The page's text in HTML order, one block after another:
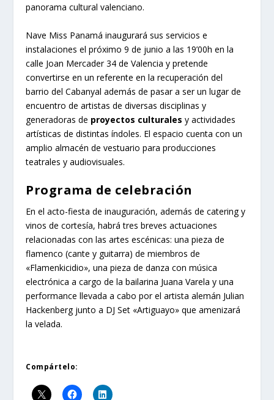
panorama cultural valenciano.
Nave Miss Panamá inaugurará sus servicios e
instalaciones el próximo 9 de junio a las 19’00h en la
calle Joan Mercader 34 de Valencia y pretende
convertirse en un referente en la recuperación del
barrio del Cabanyal además de pasar a ser un lugar de
encuentro de artistas de diversas disciplinas y
generadoras de proyectos culturales y actividades
artísticas de distintas índoles. El espacio cuenta con un
amplio almacén de vestuario para producciones
teatrales y audiovisuales.
Programa de celebración
En el acto-fiesta de inauguración, además de catering y
vinos de cortesía, habrá tres breves actuaciones
relacionadas con las artes escénicas: una pieza de
flamenco (cante y guitarra) de miembros de
«Flamenkicidio», una pieza de danza con música
electrónica a cargo de la bailarina Juana Varela y una
performance llevada a cabo por el artista alemán Julian
Hackenberg junto a DJ Set «Artiguayo» que amenizará
la velada.
Compártelo: